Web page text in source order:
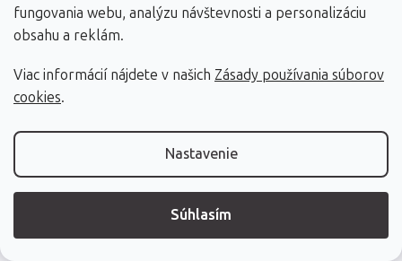
fungovania webu, analýzu návštevnosti a personalizáciu
obsahu a reklám.
Viac informácií nájdete v našich Zásady používania súborov
cookies.
Nastavenie
Súhlasím
10,40 €
Skladom (dod. do
Zákazníci si tiež obľúbili